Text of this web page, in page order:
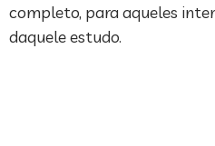
completo, para aqueles
daquele estudo.